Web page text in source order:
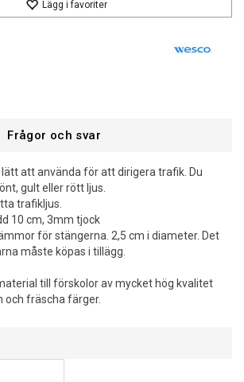
Lägg i favoriter
Frågor och svar
att använda för att dirigera trafik. Du
gult eller rött ljus.
trafikljus.
10 cm, 3mm tjock
för stängerna. 2,5 cm i diameter. Det
måste köpas i tillägg.
till förskolor av mycket hög kvalitet
och fräscha färger.